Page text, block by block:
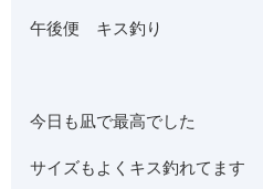
午後便 キス釣り
今日も凪で最高でした
サイズもよくキス釣れてます